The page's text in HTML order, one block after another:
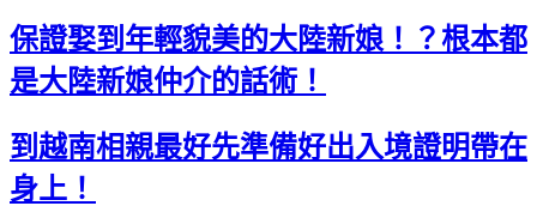
保證娶到年輕貌美的大陸新娘！？根本都
是大陸新娘仲介的話術！
到越南相親最好先準備好出入境證明帶在
身上！